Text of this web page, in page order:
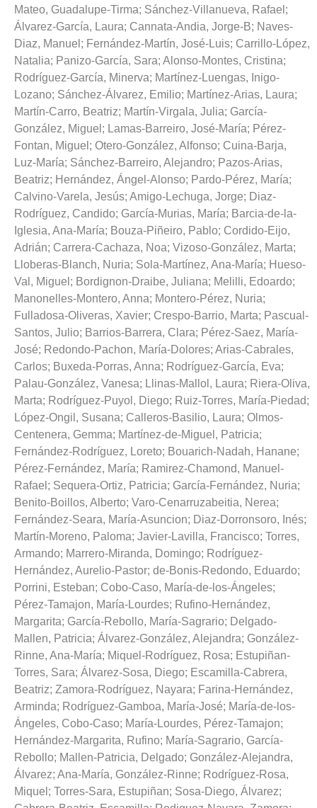
Mateo, Guadalupe-Tirma; Sánchez-Villanueva, Rafael ;
Álvarez-García, Laura; Cannata-Andia, Jorge-B; Naves-
Diaz, Manuel ; Fernández-Martín, José-Luis; Carrillo-López,
Natalia; Panizo-García, Sara; Alonso-Montes, Cristina;
Rodríguez-García, Minerva; Martínez-Luengas, Inigo-
Lozano; Sánchez-Álvarez, Emilio; Martínez-Arias, Laura;
Martín-Carro, Beatriz; Martín-Virgala, Julia; García-
González, Miguel ; Lamas-Barreiro, José-María; Pérez-
Fontan, Miguel ; Otero-González, Alfonso; Cuina-Barja,
Luz-María; Sánchez-Barreiro, Alejandro; Pazos-Arias,
Beatriz; Hernández, Ángel-Alonso; Pardo-Pérez, María;
Calvino-Varela, Jesús; Amigo-Lechuga, Jorge; Diaz-
Rodríguez, Candido; García-Murias, María; Barcia-de-la-
Iglesia, Ana-María; Bouza-Piñeiro, Pablo; Cordido-Eijo,
Adrián; Carrera-Cachaza, Noa; Vizoso-González, Marta;
Lloberas-Blanch, Nuria; Sola-Martínez, Ana-María; Hueso-
Val, Miguel ; Bordignon-Draibe, Juliana; Melilli, Edoardo;
Manonelles-Montero, Anna; Montero-Pérez, Nuria;
Fulladosa-Oliveras, Xavier; Crespo-Barrio, Marta; Pascual-
Santos, Julio; Barrios-Barrera, Clara; Pérez-Saez, María-
José; Redondo-Pachon, María-Dolores; Arias-Cabrales,
Carlos; Buxeda-Porras, Anna; Rodríguez-García, Eva;
Palau-González, Vanesa; Llinas-Mallol, Laura; Riera-Oliva,
Marta; Rodríguez-Puyol, Diego; Ruiz-Torres, María-Piedad;
López-Ongil, Susana; Calleros-Basilio, Laura; Olmos-
Centenera, Gemma; Martínez-de-Miguel, Patricia;
Fernández-Rodríguez, Loreto; Bouarich-Nadah, Hanane;
Pérez-Fernández, María; Ramirez-Chamond, Manuel-
Rafael ; Sequera-Ortiz, Patricia; García-Fernández, Nuria;
Benito-Boillos, Alberto; Varo-Cenarruzabeitia, Nerea;
Fernández-Seara, María-Asuncion; Diaz-Dorronsoro, Inés;
Martín-Moreno, Paloma; Javier-Lavilla, Francisco; Torres,
Armando; Marrero-Miranda, Domingo; Rodríguez-
Hernández, Aurelio-Pastor; de-Bonis-Redondo, Eduardo;
Porrini, Esteban; Cobo-Caso, María-de-los-Ángeles;
Pérez-Tamajon, María-Lourdes; Rufino-Hernández,
Margarita; García-Rebollo, María-Sagrario; Delgado-
Mallen, Patricia; Álvarez-González, Alejandra; González-
Rinne, Ana-María; Miquel-Rodríguez, Rosa; Estupiñan-
Torres, Sara; Álvarez-Sosa, Diego; Escamilla-Cabrera,
Beatriz; Zamora-Rodríguez, Nayara; Farina-Hernández,
Arminda; Rodríguez-Gamboa, María-José; María-de-los-
Ángeles, Cobo-Caso; María-Lourdes, Pérez-Tamajon;
Hernández-Margarita, Rufino; María-Sagrario, García-
Rebollo; Mallen-Patricia, Delgado; González-Alejandra,
Álvarez; Ana-María, González-Rinne; Rodríguez-Rosa,
Miquel ; Torres-Sara, Estupiñan; Sosa-Diego, Álvarez;